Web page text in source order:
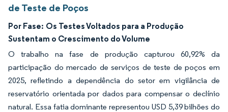
de Teste de Poços
Por Fase: Os Testes Voltados para a Produção
Sustentam o Crescimento do Volume
O trabalho na fase de produção capturou 60,92% da
participação do mercado de serviços de teste de poços em
2025, refletindo a dependência do setor em vigilância de
reservatório orientada por dados para compensar o declínio
natural. Essa fatia dominante representou USD 5,39 bilhões do